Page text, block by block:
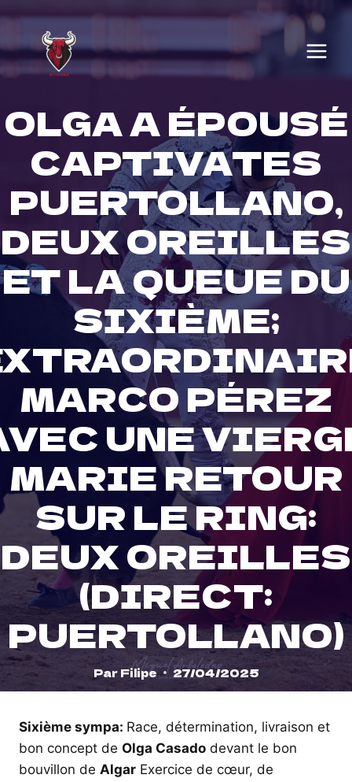
content
OLGA A ÉPOUSÉ
CAPTIVATES
PUERTOLLANO,
DEUX OREILLES
ET LA QUEUE DU
SIXIÈME;
MARCO PÉREZ
UNE
MARIE RETOUR
SUR LE RING:
DEUX OREILLES
(DIRECT:
PUERTOLLANO)
Par Filipe 27/04/2025
Sixième sympa: Race, détermination, livraison et
bon concept de Olga Casado devant le bon
bouvillon de Algar Exercice de cœur, de